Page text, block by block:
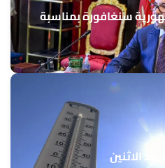
سنغافورة بمناسبة
الاثنين